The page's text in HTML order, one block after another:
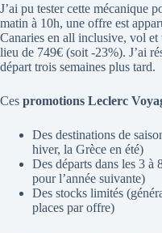
J’ai pu tester cette mécanique
matin à 10h, une offre est
Canaries en all inclusive, vol
lieu de 749€ (soit -23%). J’ai
départ trois semaines plus tard.
Ces promotions Leclerc
Des destinations de
hiver, la Grèce en été)
Des départs dans les 3 à
pour l’année suivante)
Des stocks limités
places par offre)